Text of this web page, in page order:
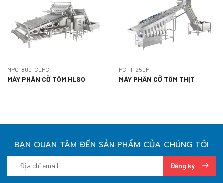
MPC-800-CLPC
MÁY PHÂN CỠ TÔM HLSO
PCTT-250P
MÁY PHÂN CỠ TÔM THỊT
BẠN QUAN TÂM ĐẾN SẢN PHẨM CỦA CHÚNG TÔI
Đăng ký